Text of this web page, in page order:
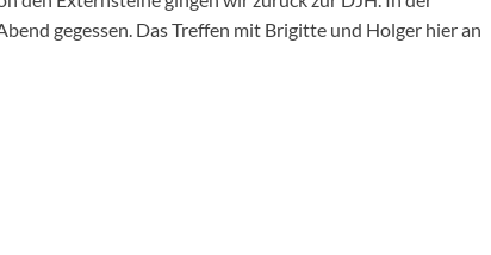
gegessen. Das Treffen mit Brigitte und Holger hier an